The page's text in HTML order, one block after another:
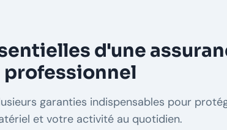
d'une
professionnel
garanties indispensables pour
et votre activité au quotidien.